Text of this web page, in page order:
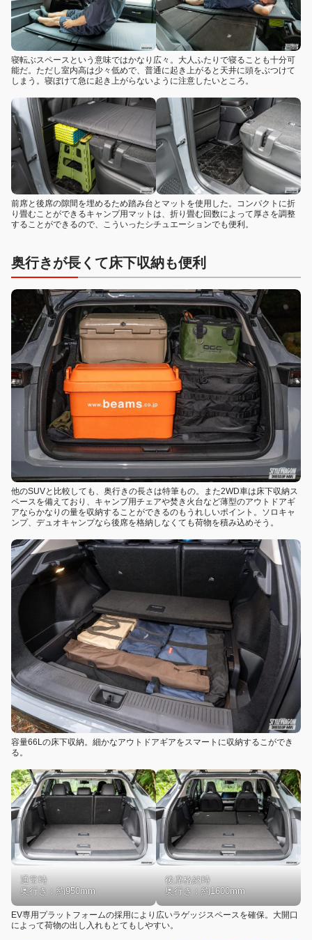
寝転ぶスペースという意味ではかなり広々。大人ふたりで寝ることも十分可
能だ。ただし室内高は少々低めで、普通に起き上がると天井に頭をぶつけて
しまう。寝ぼけて急に起き上がらないように注意したいところ。
前席と後席の隙間を埋めるため踏み台とマットを使用した。コンパクトに折
り畳むことができるキャンプ用マットは、折り畳む回数によって厚さを調整
することができるので、こういったシチュエーションでも便利。
奥行きが長くて床下収納も便利
他のSUVと比較しても、奥行きの長さは特筆もの。また2WD車は床下収納ス
ペースを備えており、キャンプ用チェアや焚き火台など薄型のアウトドアギ
アならかなりの量を収納することができるのもうれしいポイント。ソロキャ
ンプ、デュオキャンプなら後席を格納しなくても荷物を積み込めそう。
容量66Lの床下収納。細かなアウトドアギアをスマートに収納するこができ
る。
通常時
奥行き：約950mm
後席格納時
奥行き：約1600mm
EV専用プラットフォームの採用により広いラゲッジスペースを確保。大開口
によって荷物の出し入れもとてもしやすい。